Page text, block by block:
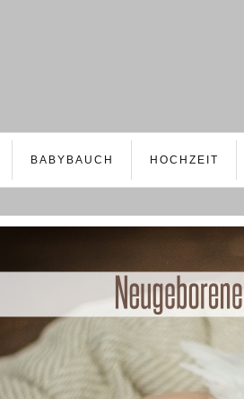
BABYBAUCH HOCHZEIT